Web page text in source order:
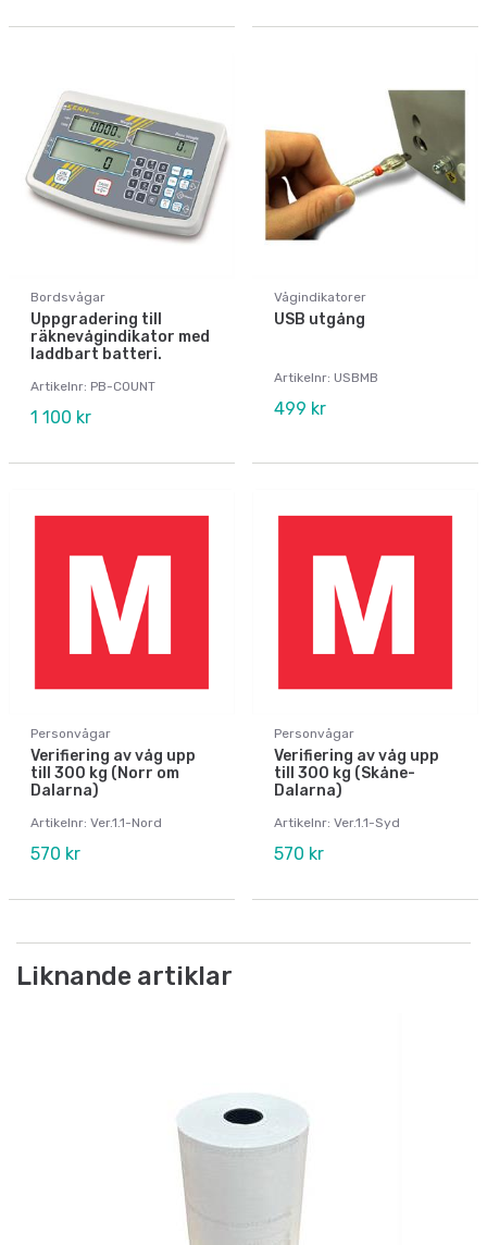
Bordsvågar
Uppgradering till
räknevågindikator med
laddbart batteri.
Artikelnr: PB-COUNT
1 100 kr
Vågindikatorer
USB utgång
Artikelnr: USBMB
499 kr
Personvågar
Verifiering av våg upp
till 300 kg (Norr om
Dalarna)
Artikelnr: Ver.1.1-Nord
570 kr
Personvågar
Verifiering av våg upp
till 300 kg (Skåne-
Dalarna)
Artikelnr: Ver.1.1-Syd
570 kr
Liknande artiklar